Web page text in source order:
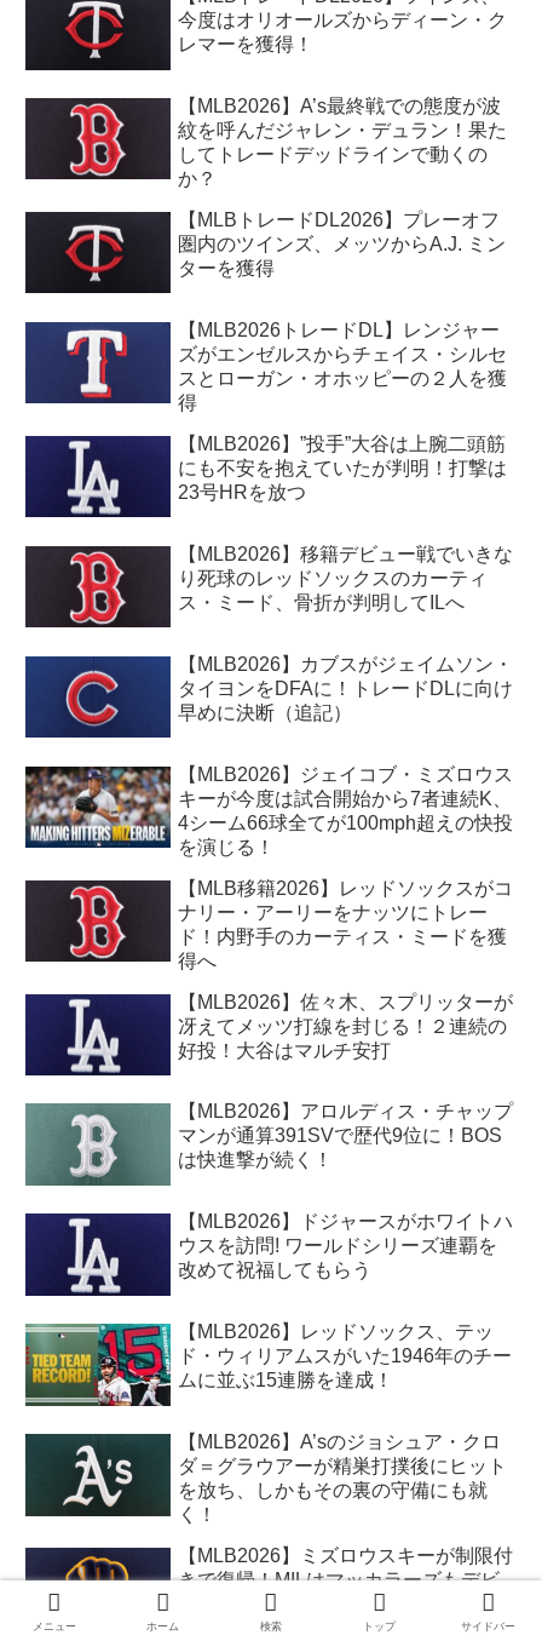
今度はオリオールズからディーン・ク
レマーを獲得！
【MLB2026】A’s最終戦での態度が波
紋を呼んだジャレン・デュラン！果た
してトレードデッドラインで動くの
か？
【MLBトレードDL2026】プレーオフ
圏内のツインズ、メッツからA.J. ミン
ターを獲得
【MLB2026トレードDL】レンジャー
ズがエンゼルスからチェイス・シルセ
スとローガン・オホッピーの２人を獲
得
【MLB2026】”投手”大谷は上腕二頭筋
にも不安を抱えていたが判明！打撃は
23号HRを放つ
【MLB2026】移籍デビュー戦でいきな
り死球のレッドソックスのカーティ
ス・ミード、骨折が判明してILへ
【MLB2026】カブスがジェイムソン・
タイヨンをDFAに！トレードDLに向け
早めに決断（追記）
【MLB2026】ジェイコブ・ミズロウス
キーが今度は試合開始から7者連続K、
4シーム66球全てが100mph超えの快投
を演じる！
【MLB移籍2026】レッドソックスがコ
ナリー・アーリーをナッツにトレー
ド！内野手のカーティス・ミードを獲
得へ
【MLB2026】佐々木、スプリッターが
冴えてメッツ打線を封じる！２連続の
好投！大谷はマルチ安打
【MLB2026】アロルディス・チャップ
マンが通算391SVで歴代9位に！BOS
は快進撃が続く！
【MLB2026】ドジャースがホワイトハ
ウスを訪問! ワールドシリーズ連覇を
改めて祝福してもらう
【MLB2026】レッドソックス、テッ
ド・ウィリアムスがいた1946年のチー
ムに並ぶ15連勝を達成！
【MLB2026】A’sのジョシュア・クロ
ダ＝グラウアーが精巣打撲後にヒット
を放ち、しかもその裏の守備にも就
く！
【MLB2026】ミズロウスキーが制限付
きで復帰！MILはマッカラーズもデビ
メニュー ホーム 検索 トップ サイドバー